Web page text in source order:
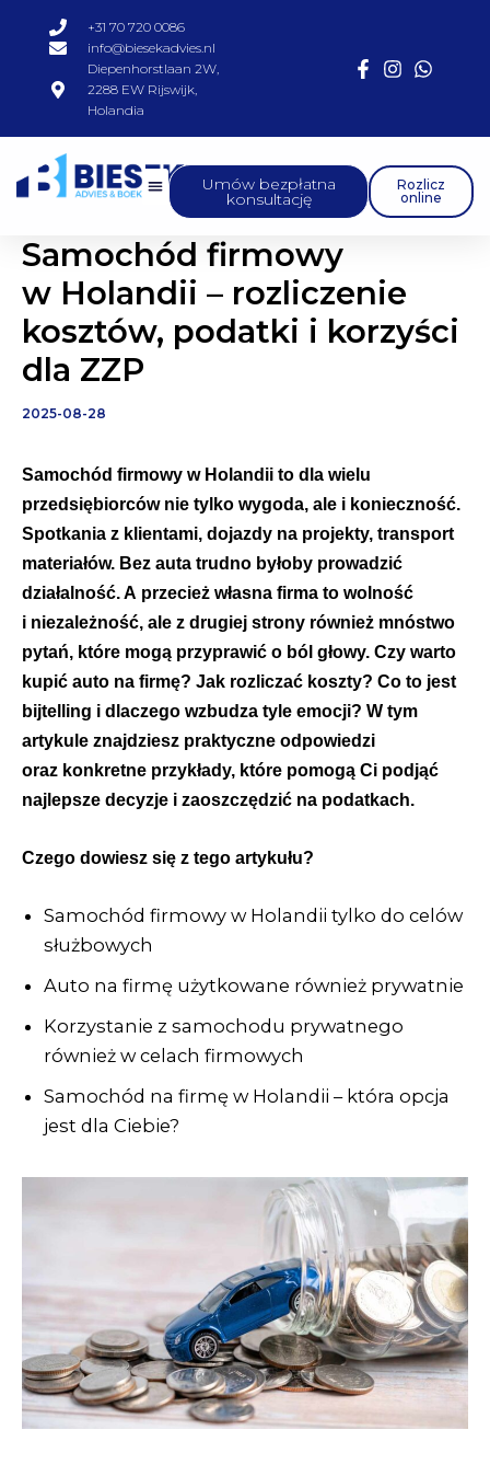
Przejdź
+31 70 720 0086
info@biesekadvies.nl
Diepenhorstlaan 2W,
2288 EW Rijswijk,
Holandia
Umów bezpłatna
konsultację
Rozlicz
online
Samochód firmowy
w Holandii – rozliczenie
kosztów, podatki i korzyści
dla ZZP
2025-08-28
Samochód firmowy w Holandii to dla wielu
przedsiębiorców nie tylko wygoda, ale i konieczność.
Spotkania z klientami, dojazdy na projekty, transport
materiałów. Bez auta trudno byłoby prowadzić
działalność. A przecież własna firma to wolność
i niezależność, ale z drugiej strony również mnóstwo
pytań, które mogą przyprawić o ból głowy. Czy warto
kupić auto na firmę? Jak rozliczać koszty? Co to jest
bijtelling i dlaczego wzbudza tyle emocji? W tym
artykule znajdziesz praktyczne odpowiedzi
oraz konkretne przykłady, które pomogą Ci podjąć
najlepsze decyzje i zaoszczędzić na podatkach.
Czego dowiesz się z tego artykułu?
Samochód firmowy w Holandii tylko do celów
służbowych
Auto na firmę użytkowane również prywatnie
Korzystanie z samochodu prywatnego
również w celach firmowych
Samochód na firmę w Holandii – która opcja
jest dla Ciebie?